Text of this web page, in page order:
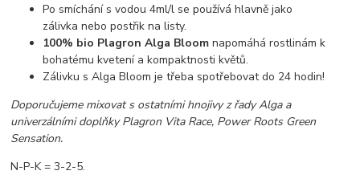
Po smíchání s vodou 4ml/l se používá hlavně jako
zálivka nebo postřik na listy.
100% bio Plagron Alga Bloom napomáhá rostlinám k
bohatému kvetení a kompaktnosti květů.
Zálivku s Alga Bloom je třeba spotřebovat do 24 hodin!
Doporučujeme mixovat s ostatními hnojivy z řady Alga a
univerzálními doplňky Plagron Vita Race, Power Roots Green
Sensation.
N-P-K = 3-2-5.